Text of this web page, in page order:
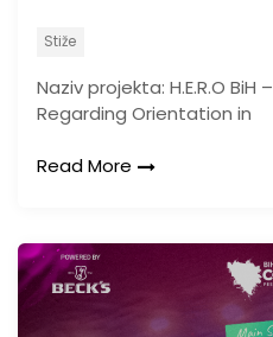
Stiže
Naziv projekta: H.E.R.O
Regarding Orientation in
Read More